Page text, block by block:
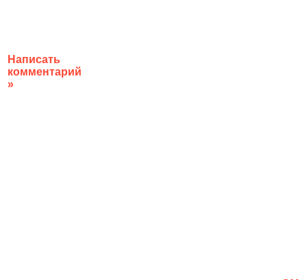
Написать
комментарий
»